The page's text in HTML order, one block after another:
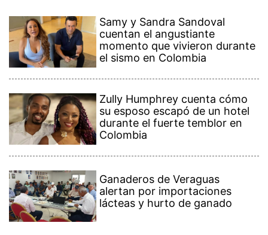
Samy y Sandra Sandoval
cuentan el angustiante
momento que vivieron durante
el sismo en Colombia
Zully Humphrey cuenta cómo
su esposo escapó de un hotel
durante el fuerte temblor en
Colombia
Ganaderos de Veraguas
alertan por importaciones
lácteas y hurto de ganado